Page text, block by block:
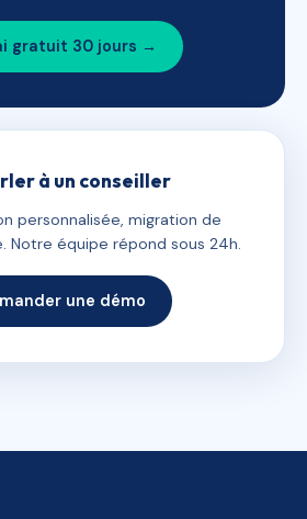
gratuit 30 jours →
à un conseiller
personnalisée, migration de
Notre équipe répond sous 24h.
une démo